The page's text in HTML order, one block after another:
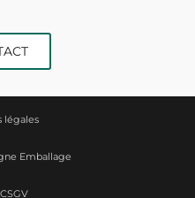
légales
Emballage